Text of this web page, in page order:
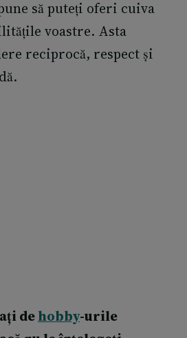
să puteți oferi cuiva
voastre. Asta
reciprocă, respect și
dehobby-urile